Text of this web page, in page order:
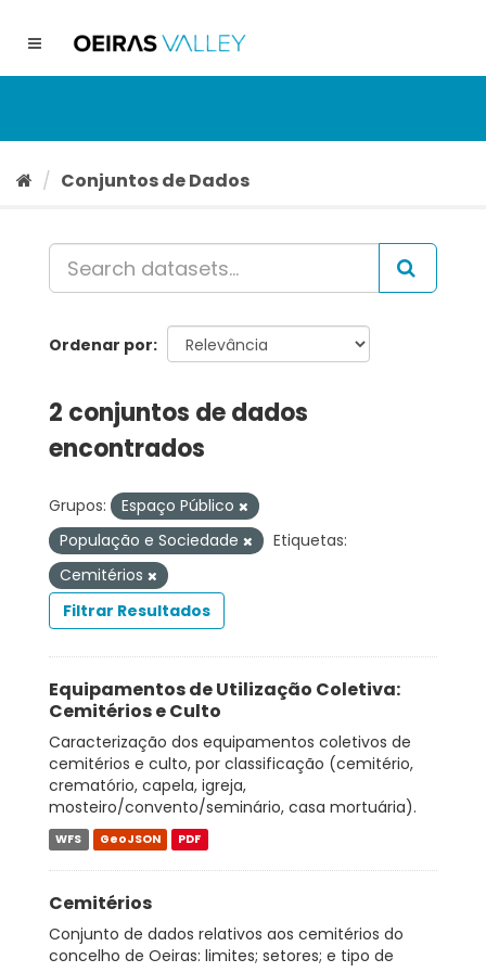
conteúdo
Toggle
Conjuntos de Dados
Ordenar por
2 conjuntos de dados
encontrados
Grupos:
Espaço Público
População e Sociedade
Etiquetas:
Cemitérios
Filtrar Resultados
Equipamentos de Utilização Coletiva:
Cemitérios e Culto
Caracterização dos equipamentos coletivos de
cemitérios e culto, por classificação (cemitério,
crematório, capela, igreja,
mosteiro/convento/seminário, casa mortuária).
WFS GeoJSON PDF
Cemitérios
Conjunto de dados relativos aos cemitérios do
concelho de Oeiras: limites; setores; e tipo de